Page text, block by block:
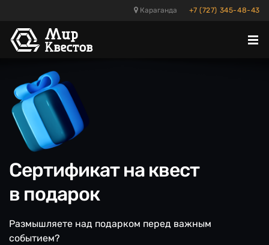
Караганда +7 (727) 345-48-43
Сертификат на квест
в подарок
Размышляете над подарком перед важным
событием?